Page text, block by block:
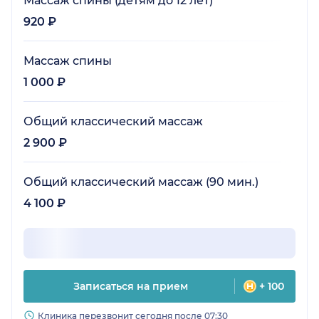
920 ₽
Массаж спины
1 000 ₽
Общий классический массаж
2 900 ₽
Общий классический массаж (90 мин.)
4 100 ₽
Записаться на прием + 100
Клиника перезвонит сегодня после 07:30